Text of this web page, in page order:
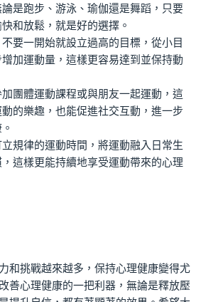
是跑步、游泳、瑜伽還是舞蹈，只要
和放鬆，就是好的選擇。
不要一開始就設立過高的目標，從小目
加運動量，這樣更容易達到並保持動
加團體運動課程或與朋友一起運動，這
的樂趣，也能促進社交互動，進一步
立規律的運動時間，將運動融入日常生
這樣更能持續地享受運動帶來的心理
和挑戰越來越多，保持心理健康變得尤
善心理健康的一把利器，無論是釋放壓